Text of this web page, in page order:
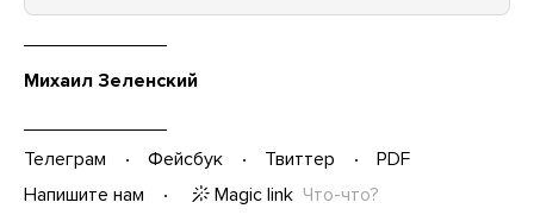
Михаил Зеленский
Телеграм Фейсбук Твиттер
PDF
Напишите нам
Magic link Что-что?